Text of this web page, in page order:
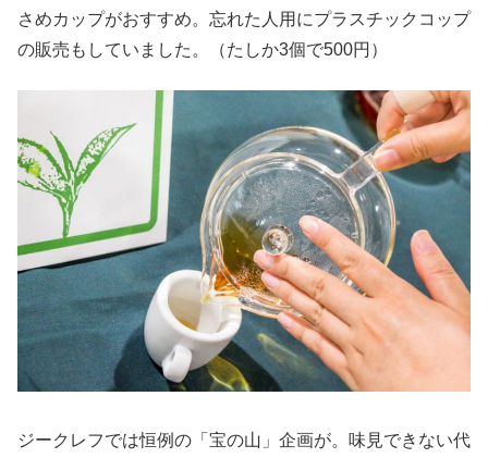
さめカップがおすすめ。忘れた人用にプラスチックコップ
の販売もしていました。（たしか3個で500円）
ジークレフでは恒例の「宝の山」企画が。味見できない代